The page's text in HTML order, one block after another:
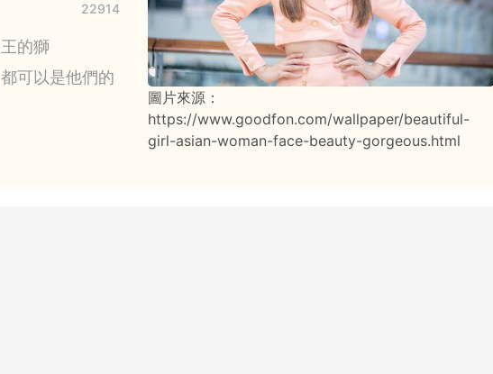
22914
的獅
可以是他們的
圖片來源：
https://www.goodfon.com/wallpaper/beautiful-
girl-asian-woman-face-beauty-gorgeous.html